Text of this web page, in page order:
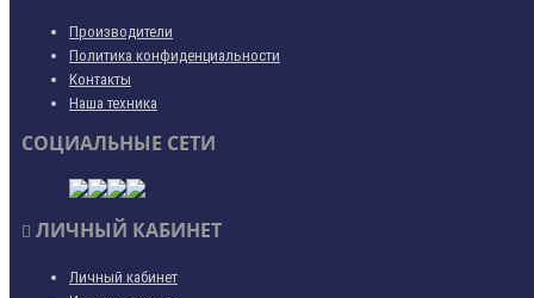
Производители
Политика конфиденциальности
Контакты
Наша техника
СОЦИАЛЬНЫЕ СЕТИ
ЛИЧНЫЙ КАБИНЕТ
Личный кабинет